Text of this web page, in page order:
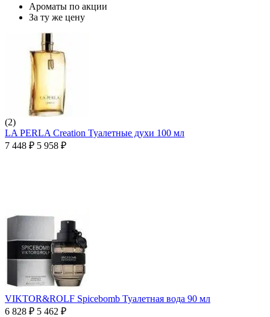
Ароматы по акции
За ту же цену
(2)
LA PERLA Creation Туалетные духи 100 мл
7 448 ₽ 5 958 ₽
VIKTOR&ROLF Spicebomb Туалетная вода 90 мл
6 828 ₽ 5 462 ₽